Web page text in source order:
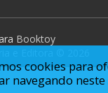
Booktoy
cookies para
navegando